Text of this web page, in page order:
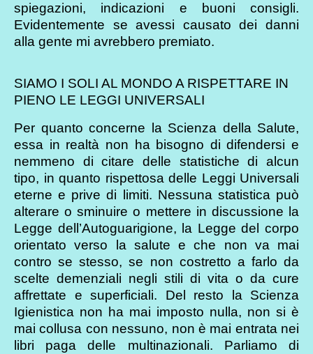
spiegazioni, indicazioni e buoni consigli.
Evidentemente se avessi causato dei danni
alla gente mi avrebbero premiato.
SIAMO I SOLI AL MONDO A RISPETTARE IN
PIENO LE LEGGI UNIVERSALI
Per quanto concerne la Scienza della Salute,
essa in realtà non ha bisogno di difendersi e
nemmeno di citare delle statistiche di alcun
tipo, in quanto rispettosa delle Leggi Universali
eterne e prive di limiti. Nessuna statistica può
alterare o sminuire o mettere in discussione la
Legge dell’Autoguarigione, la Legge del corpo
orientato verso la salute e che non va mai
contro se stesso, se non costretto a farlo da
scelte demenziali negli stili di vita o da cure
affrettate e superficiali. Del resto la Scienza
Igienistica non ha mai imposto nulla, non si è
mai collusa con nessuno, non è mai entrata nei
libri paga delle multinazionali. Parliamo di